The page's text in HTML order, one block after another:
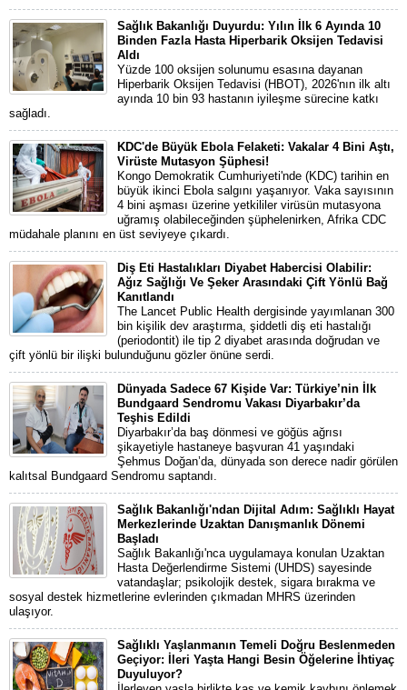
Sağlık Bakanlığı Duyurdu: Yılın İlk 6 Ayında 10
Binden Fazla Hasta Hiperbarik Oksijen Tedavisi
Aldı
Yüzde 100 oksijen solunumu esasına dayanan
Hiperbarik Oksijen Tedavisi (HBOT), 2026'nın ilk altı
ayında 10 bin 93 hastanın iyileşme sürecine katkı
sağladı.
KDC'de Büyük Ebola Felaketi: Vakalar 4 Bini Aştı,
Virüste Mutasyon Şüphesi!
Kongo Demokratik Cumhuriyeti'nde (KDC) tarihin en
büyük ikinci Ebola salgını yaşanıyor. Vaka sayısının
4 bini aşması üzerine yetkililer virüsün mutasyona
uğramış olabileceğinden şüphelenirken, Afrika CDC
müdahale planını en üst seviyeye çıkardı.
Diş Eti Hastalıkları Diyabet Habercisi Olabilir:
Ağız Sağlığı Ve Şeker Arasındaki Çift Yönlü Bağ
Kanıtlandı
The Lancet Public Health dergisinde yayımlanan 300
bin kişilik dev araştırma, şiddetli diş eti hastalığı
(periodontit) ile tip 2 diyabet arasında doğrudan ve
çift yönlü bir ilişki bulunduğunu gözler önüne serdi.
Dünyada Sadece 67 Kişide Var: Türkiye’nin İlk
Bundgaard Sendromu Vakası Diyarbakır’da
Teşhis Edildi
Diyarbakır’da baş dönmesi ve göğüs ağrısı
şikayetiyle hastaneye başvuran 41 yaşındaki
Şehmus Doğan’da, dünyada son derece nadir görülen
kalıtsal Bundgaard Sendromu saptandı.
Sağlık Bakanlığı'ndan Dijital Adım: Sağlıklı Hayat
Merkezlerinde Uzaktan Danışmanlık Dönemi
Başladı
Sağlık Bakanlığı'nca uygulamaya konulan Uzaktan
Hasta Değerlendirme Sistemi (UHDS) sayesinde
vatandaşlar; psikolojik destek, sigara bırakma ve
sosyal destek hizmetlerine evlerinden çıkmadan MHRS üzerinden
ulaşıyor.
Sağlıklı Yaşlanmanın Temeli Doğru Beslenmeden
Geçiyor: İleri Yaşta Hangi Besin Öğelerine İhtiyaç
Duyuluyor?